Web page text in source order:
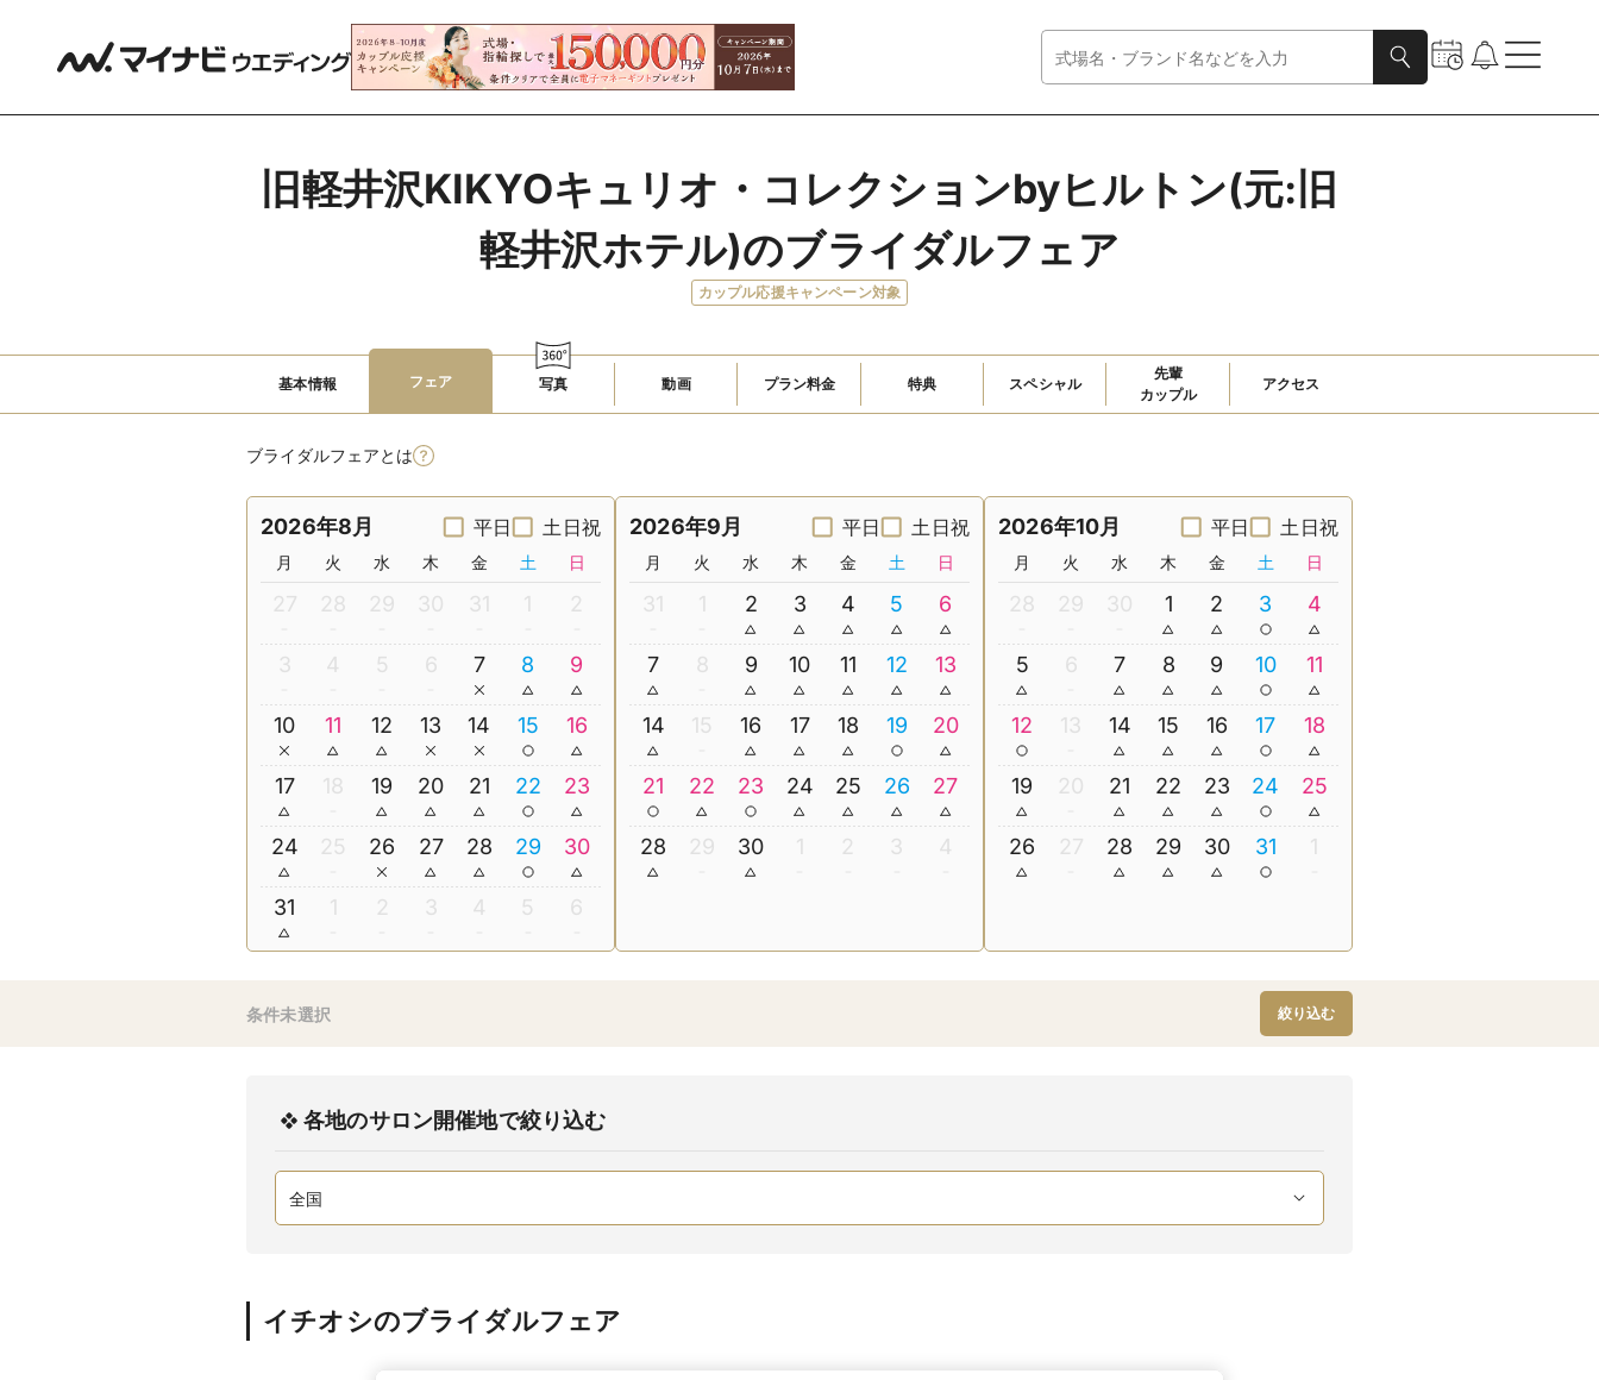
旧軽井沢KIKYOキュリオ・コレクションbyヒルトン(元:旧
軽井沢ホテル)のブライダルフェア
カップル応援キャンペーン対象
基本情報 フェア 写真 動画 プラン料金 特典 スペシャル
先輩
カップル
アクセス
ブライダルフェアとは
2026年8月 平日 土日祝
月 火 水 木 金 土 日
27 28 29 30 31 1 2
3 4 5 6 7 8 9
10 11 12 13 14 15 16
17 18 19 20 21 22 23
24 25 26 27 28 29 30
31 1 2 3 4 5 6
2026年9月 平日 土日祝
月 火 水 木 金 土 日
31 1 2 3 4 5 6
7 8 9 10 11 12 13
14 15 16 17 18 19 20
21 22 23 24 25 26 27
28 29 30 1 2 3 4
2026年10月 平日 土日祝
月 火 水 木 金 土 日
28 29 30 1 2 3 4
5 6 7 8 9 10 11
12 13 14 15 16 17 18
19 20 21 22 23 24 25
26 27 28 29 30 31 1
条件未選択 絞り込む
各地のサロン開催地で絞り込む
イチオシのブライダルフェア